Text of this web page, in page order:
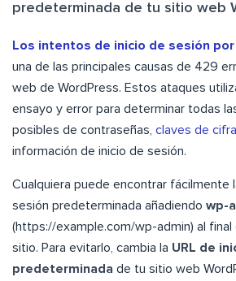
predeterminada de tu sitio web
Los intentos de inicio de sesión
una de las principales causas de 429
web de WordPress. Estos ataques
ensayo y error para determinar todas
posibles de contraseñas, claves de
información de inicio de sesión.
Cualquiera puede encontrar fácilmente
sesión predeterminada añadiendo wp-
(https://example.com/wp-admin) al final
sitio. Para evitarlo, cambia la URL de
predeterminada de tu sitio web